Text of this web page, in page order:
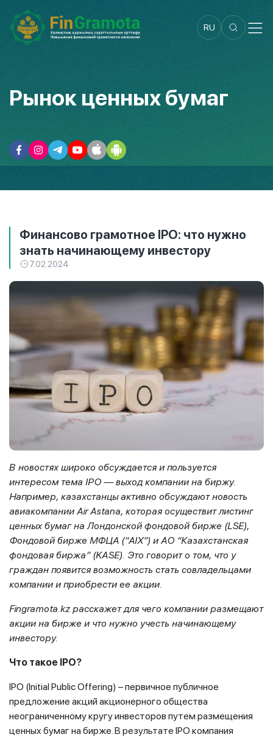
RU
Рынок ценных бумаг
Финансово грамотное IPO: что нужно
знать начинающему инвестору
7.02.2024
В новостях широко обсуждается и пользуется
интересом тема IPO — выход компании на биржу.
Например, казахстанцы активно обсуждают новость
авиакомпании Air Astana, которая осуществит листинг
ценных бумаг на Лондонской фондовой бирже (LSE),
Фондовой бирже МФЦА (“AIX”) и АО “Казахстанская
фондовая биржа” (KASE). Это говорит о том, что у
граждан появится возможность стать совладельцами
компании и приобрести ее акции.
Fingramota.kz расскажет для чего компании размещают
акции на бирже и что нужно учесть начинающему
инвестору.
Что такое IPO?
IPO (Initial Public Offering) – первичное публичное
предложение акций акционерного общества
неограниченному кругу инвесторов путем размещения
ценных бумаг на бирже. В результате IPO компания